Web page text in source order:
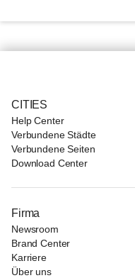
CITIES
Help Center
Verbundene Städte
Verbundene Seiten
Download Center
Firma
Newsroom
Brand Center
Karriere
Über uns